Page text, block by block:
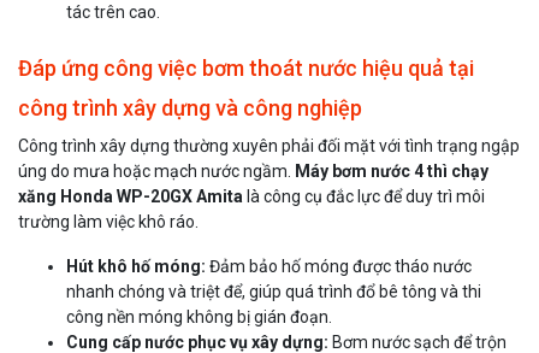
tác trên cao.
Đáp ứng công việc bơm thoát nước hiệu quả tại
công trình xây dựng và công nghiệp
Công trình xây dựng thường xuyên phải đối mặt với tình trạng ngập
úng do mưa hoặc mạch nước ngầm.
Máy bơm nước 4 thì chạy
xăng Honda WP-20GX Amita là công cụ đắc lực để duy trì môi
trường làm việc khô ráo.
Hút khô hố móng: Đảm bảo hố móng được tháo nước
nhanh chóng và triệt để, giúp quá trình đổ bê tông và thi
công nền móng không bị gián đoạn.
Cung cấp nước phục vụ xây dựng: Bơm nước sạch để trộn